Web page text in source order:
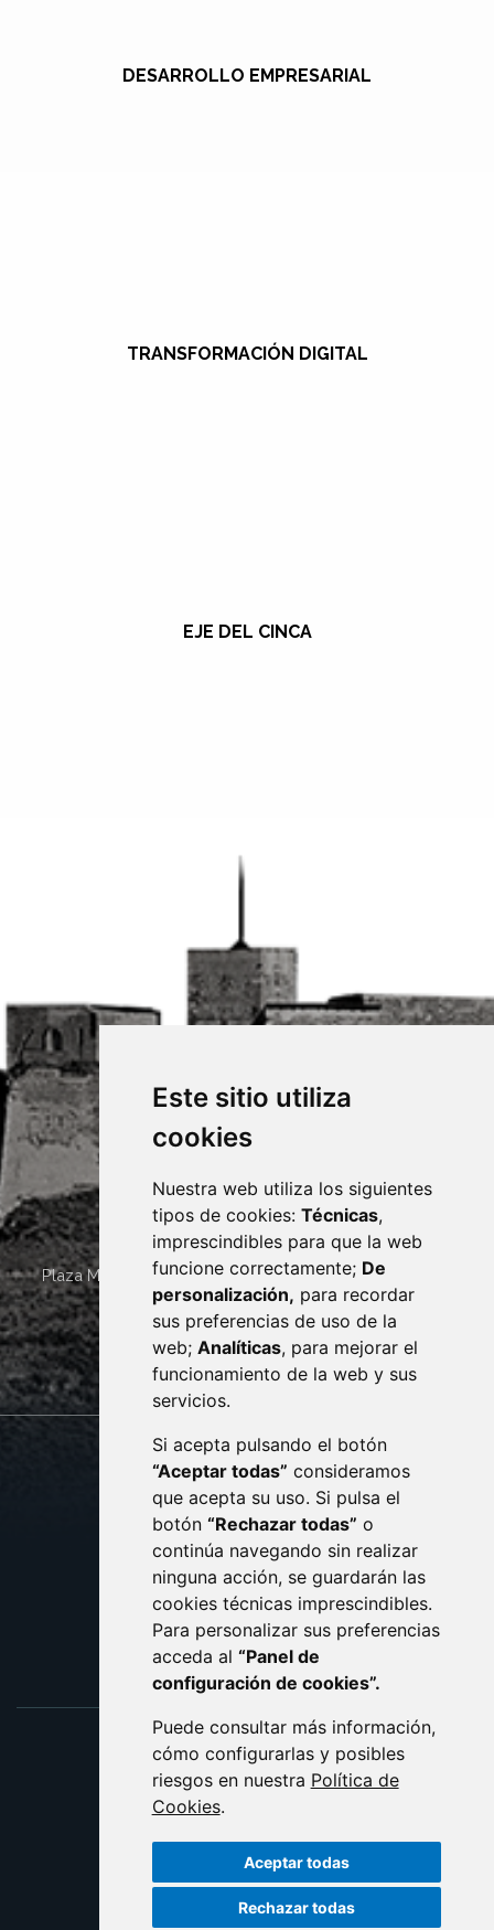
Este sitio utiliza
cookies
Nuestra web utiliza los siguientes
tipos de cookies: Técnicas,
imprescindibles para que la web
funcione correctamente; De
personalización, para recordar
sus preferencias de uso de la
web; Analíticas, para mejorar el
funcionamiento de la web y sus
servicios.
Si acepta pulsando el botón
“Aceptar todas” consideramos
que acepta su uso. Si pulsa el
botón “Rechazar todas” o
continúa navegando sin realizar
ninguna acción, se guardarán las
cookies técnicas imprescindibles.
Para personalizar sus preferencias
acceda al “Panel de
configuración de cookies”.
Puede consultar más información,
cómo configurarlas y posibles
riesgos en nuestra Política de
Cookies.
Aceptar todas
Rechazar todas
DESARROLLO EMPRESARIAL
TRANSFORMACIÓN DIGITAL
EJE DEL CINCA
Plaza Mayor 4 22400 MONZÓN - ARAGÓN (ESPAÑA)
· (34) 974 400 700 ·
sac@monzon.es
monzon.es
CONTACTO
AVISO LEGAL
PROTECCIÓN DE DATOS
POLÍTICA DE COOKIES
ACCESIBILIDAD
ENLACE EXTERNO AL